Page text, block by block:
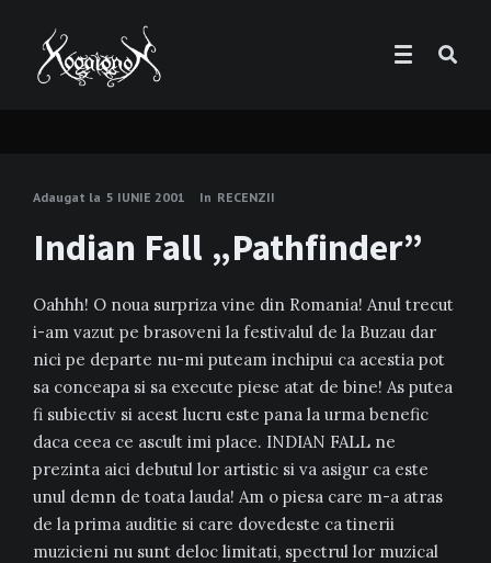
Adaugat la 5 IUNIE 2001 In RECENZII
Indian Fall „Pathfinder”
Oahhh! O noua surpriza vine din Romania! Anul trecut
i-am vazut pe brasoveni la festivalul de la Buzau dar
nici pe departe nu-mi puteam inchipui ca acestia pot
sa conceapa si sa execute piese atat de bine! As putea
fi subiectiv si acest lucru este pana la urma benefic
daca ceea ce ascult imi place. INDIAN FALL ne
prezinta aici debutul lor artistic si va asigur ca este
unul demn de toata lauda! Am o piesa care m-a atras
de la prima auditie si care dovedeste ca tinerii
muzicieni nu sunt deloc limitati, spectrul lor muzical